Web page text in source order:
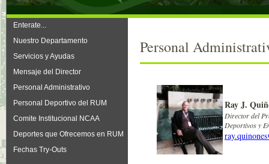
Enterate...
Nuestro Departamento
Servicios y Ayudas
Mensaje del Director
Personal Administrativo
Personal Deportivo del RUM
Comite Institucional NCAA
Deportes que Ofrecemos en RUM
Fechas Try-Outs
Personal
Ray J.
Director del
Deportivos y